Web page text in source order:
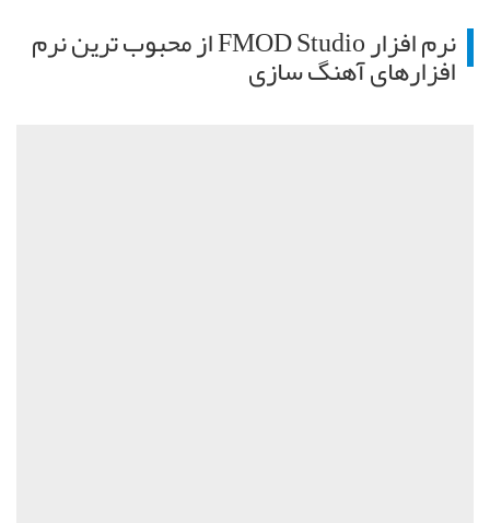
نرم افزار FMOD Studio از محبوب ترین نرم
افزارهای آهنگ سازی